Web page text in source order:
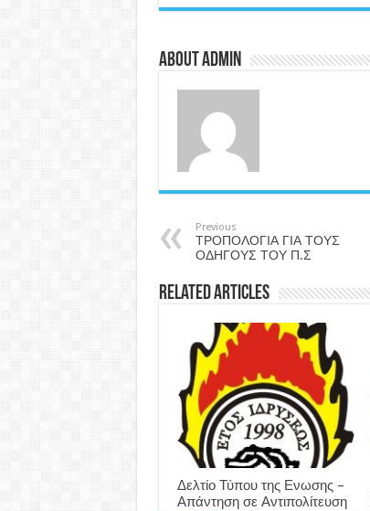
About admin
Previous
ΤΡΟΠΟΛΟΓΙΑ ΓΙΑ ΤΟΥΣ
ΟΔΗΓΟΥΣ ΤΟΥ Π.Σ
Related Articles
Δελτίο Τύπου της Ενωσης –
Απάντηση σε Αντιπολίτευση